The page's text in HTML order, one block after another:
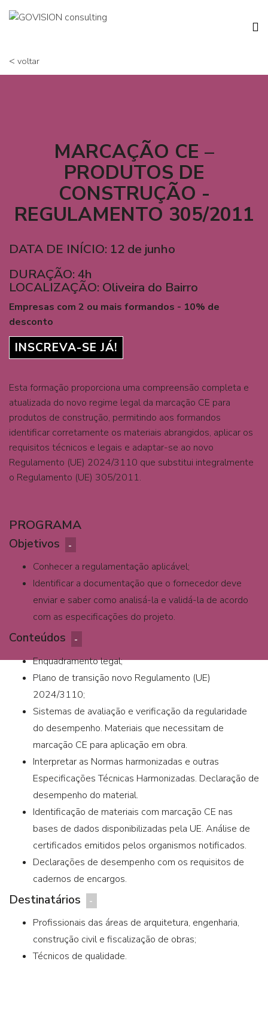
< voltar
MARCAÇÃO CE –
PRODUTOS DE
CONSTRUÇÃO -
REGULAMENTO 305/2011
DATA DE INÍCIO: 12 de junho
DURAÇÃO: 4h
LOCALIZAÇÃO: Oliveira do Bairro
Empresas com 2 ou mais formandos - 10% de
desconto
INSCREVA-SE JÁ!
Esta formação proporciona uma compreensão completa e
atualizada do novo regime legal da marcação CE para
produtos de construção, permitindo aos formandos
identificar corretamente os materiais abrangidos, aplicar os
requisitos técnicos e legais e adaptar-se ao novo
Regulamento (UE) 2024/3110 que substitui integralmente
o Regulamento (UE) 305/2011.
PROGRAMA
Objetivos
Conhecer a regulamentação aplicável;
Identificar a documentação que o fornecedor deve
enviar e saber como analisá-la e validá-la de acordo
com as especificações do projeto.
Conteúdos
Enquadramento legal;
Plano de transição novo Regulamento (UE)
2024/3110;
Sistemas de avaliação e verificação da regularidade
do desempenho. Materiais que necessitam de
marcação CE para aplicação em obra.
Interpretar as Normas harmonizadas e outras
Especificações Técnicas Harmonizadas. Declaração de
desempenho do material.
Identificação de materiais com marcação CE nas
bases de dados disponibilizadas pela UE. Análise de
certificados emitidos pelos organismos notificados.
Declarações de desempenho com os requisitos de
cadernos de encargos.
Destinatários
Profissionais das áreas de arquitetura, engenharia,
construção civil e fiscalização de obras;
Técnicos de qualidade.